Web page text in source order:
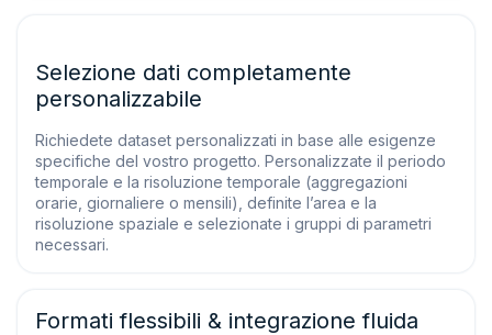
Selezione dati completamente
personalizzabile
Richiedete dataset personalizzati in base alle esigenze
specifiche del vostro progetto. Personalizzate il periodo
temporale e la risoluzione temporale (aggregazioni
orarie, giornaliere o mensili), definite l’area e la
risoluzione spaziale e selezionate i gruppi di parametri
necessari.
Formati flessibili & integrazione fluida